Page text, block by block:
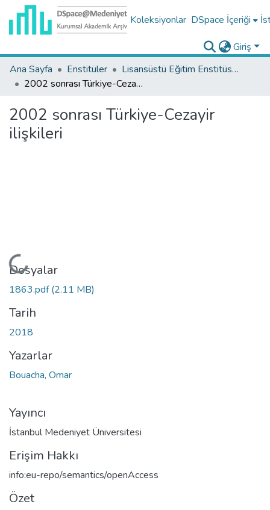
Koleksiyonlar DSpace İçeriği
Giriş
Ana Sayfa
Enstitüler
Lisansüstü Eğitim Enstitüsü Tez Koleksiyonu
2002 sonrası Türkiye-Cezayir ilişkileri
2002 sonrası Türkiye-Cezayir
ilişkileri
Yükleniyor...
Dosyalar
1863.pdf(2.11 MB)
Tarih
2018
Yazarlar
Bouacha, Omar
Yayıncı
İstanbul Medeniyet Üniversitesi
Erişim Hakkı
info:eu-repo/semantics/openAccess
Özet